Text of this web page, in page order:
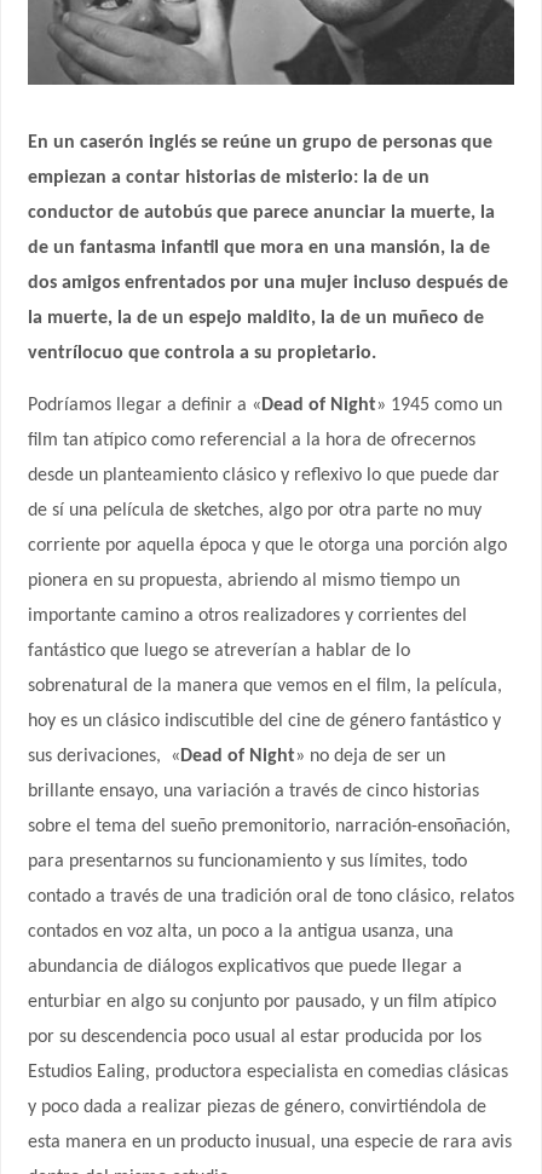
En un caserón inglés se reúne un grupo de personas que
empiezan a contar historias de misterio: la de un
conductor de autobús que parece anunciar la muerte, la
de un fantasma infantil que mora en una mansión, la de
dos amigos enfrentados por una mujer incluso después de
la muerte, la de un espejo maldito, la de un muñeco de
ventrílocuo que controla a su propietario.
Podríamos llegar a definir a « Dead of Night» 1945 como un
film tan atípico como referencial a la hora de ofrecernos
desde un planteamiento clásico y reflexivo lo que puede dar
de sí una película de sketches, algo por otra parte no muy
corriente por aquella época y que le otorga una porción algo
pionera en su propuesta, abriendo al mismo tiempo un
importante camino a otros realizadores y corrientes del
fantástico que luego se atreverían a hablar de lo
sobrenatural de la manera que vemos en el film, la película,
hoy es un clásico indiscutible del cine de género fantástico y
sus derivaciones,
« Dead of Night» no deja de ser un
brillante ensayo, una variación a través de cinco historias
sobre el tema del sueño premonitorio, narración-ensoñación,
para presentarnos su funcionamiento y sus límites, todo
contado a través de una tradición oral de tono clásico, relatos
contados en voz alta, un poco a la antigua usanza, una
abundancia de diálogos explicativos que puede llegar a
enturbiar en algo su conjunto por pausado, y un film atípico
por su descendencia poco usual al estar producida por los
Estudios Ealing, productora especialista en comedias clásicas
y poco dada a realizar piezas de género, convirtiéndola de
esta manera en un producto inusual, una especie de rara avis